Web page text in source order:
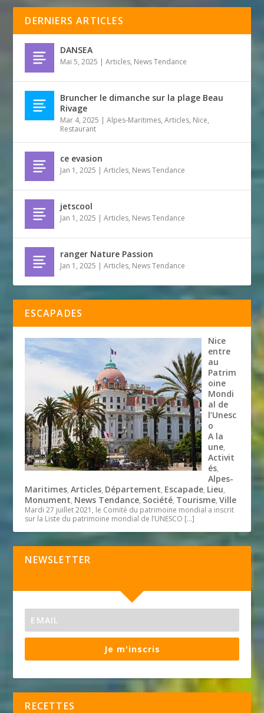
DERNIERS ARTICLES
DANSEA
Mai 5, 2025 |Articles, News Tendance
Bruncher le dimanche sur la plage Beau
Rivage
Mar 4, 2025 |Alpes-Maritimes,Articles, Nice,
Restaurant
ce evasion
Jan 1, 2025 |Articles, News Tendance
jetscool
Jan 1, 2025 |Articles, News Tendance
ranger Nature Passion
Jan 1, 2025 |Articles, News Tendance
ESCAPADES
Nice
entre
au
Patrim
oine
Mondi
al de
l’Unesc
o
A la
une,
Activit
és,
Alpes-
Maritimes,Articles, Département, Escapade, Lieu,
Monument, News Tendance, Société, Tourisme,Ville
Mardi 27 juillet 2021, le Comité du patrimoine mondial a inscrit
sur la Liste du patrimoine mondial de l’UNESCO […]
NEWSLETTER
Je m'inscris
RECETTES